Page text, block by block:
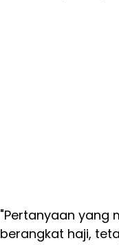
"Pertanyaan yang
berangkat haji,